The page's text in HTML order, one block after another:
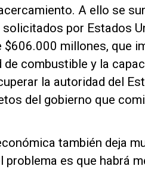
A ello se
por Estados
$606.000 millones, que
de combustible y la
la autoridad del
del gobierno que
también deja
es que habrá